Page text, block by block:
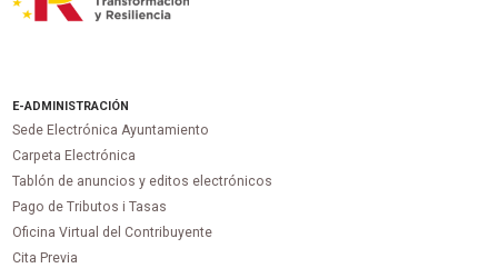
E-ADMINISTRACIÓN
Sede Electrónica Ayuntamiento
Carpeta Electrónica
Tablón de anuncios y editos electrónicos
Pago de Tributos i Tasas
Oficina Virtual del Contribuyente
Cita Previa